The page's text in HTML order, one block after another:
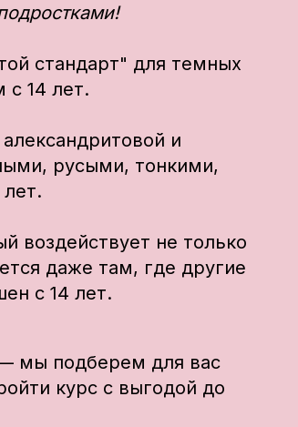
стандарт" для темных
с 14 лет.
и
русыми, тонкими,
воздействует не только
даже там, где другие
с 14 лет.
мы подберем для вас
курс с выгодой до